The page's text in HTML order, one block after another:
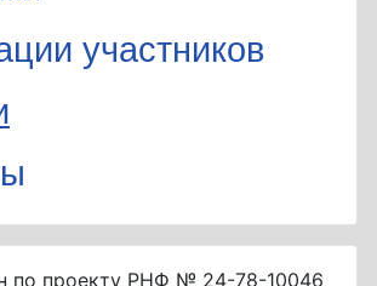
участников
по проекту РНФ № 24-78-10046